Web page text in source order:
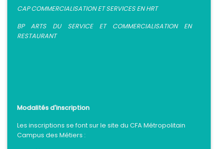
CAP COMMERCIALISATION ET SERVICES EN HRT
BP ARTS DU SERVICE ET COMMERCIALISATION EN
RESTAURANT
Modalités d'inscription
Les inscriptions se font sur le site du CFA Métropolitain
Campus des Métiers :